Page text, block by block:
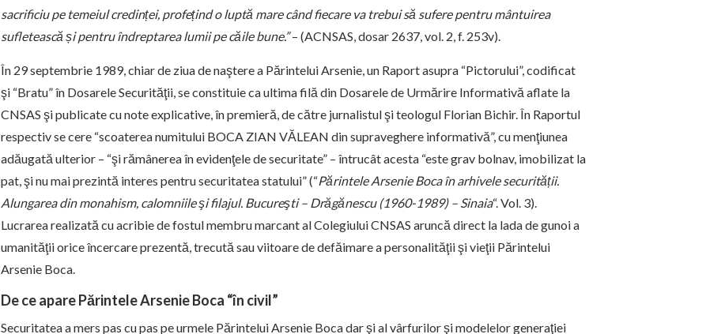
sacrificiu pe temeiul credinței, profețind o luptă mare când fiecare va trebui să sufere pentru mântuirea
sufletească și pentru îndreptarea lumii pe căile bune.”– (ACNSAS, dosar 2637, vol. 2, f. 253v).
În 29 septembrie 1989, chiar de ziua de naştere a Părintelui Arsenie, un Raport asupra “Pictorului”, codificat
şi “Bratu” în Dosarele Securităţii, se constituie ca ultima filă din Dosarele de Urmărire Informativă aflate la
CNSAS şi publicate cu note explicative, în premieră, de către jurnalistul şi teologul Florian Bichir. În Raportul
respectiv se cere “scoaterea numitului BOCA ZIAN VĂLEAN din supraveghere informativă”, cu menţiunea
adăugată ulterior – “şi rămânerea în evidenţele de securitate” – întrucât acesta “este grav bolnav, imobilizat la
pat, şi nu mai prezintă interes pentru securitatea statului” (“Părintele Arsenie Boca în arhivele securității.
Alungarea din monahism, calomniile şi filajul. Bucureşti – Drăgănescu (1960-1989) – Sinaia“. Vol. 3).
Lucrarea realizată cu acribie de fostul membru marcant al Colegiului CNSAS aruncă direct la lada de gunoi a
umanităţii orice încercare prezentă, trecută sau viitoare de defăimare a personalităţii şi vieţii Părintelui
Arsenie Boca.
De ce apare Părintele Arsenie Boca “în civil”
Securitatea a mers pas cu pas pe urmele Părintelui Arsenie Boca dar şi al vârfurilor şi modelelor generaţiei